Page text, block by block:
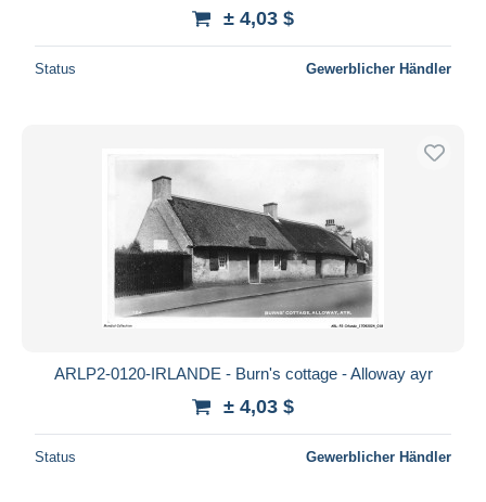
± 4,03 $
Status Gewerblicher Händler
ARLP2-0120-IRLANDE - Burn's cottage - Alloway ayr
± 4,03 $
Status Gewerblicher Händler